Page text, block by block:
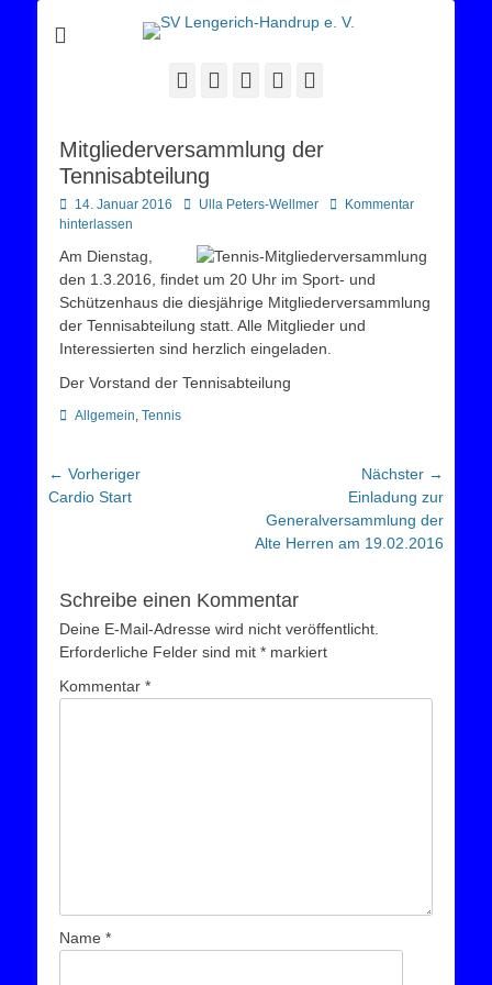
SV Lengerich-
Handrup e. V.
Sportverein Lengerich Handrup
Facebook
Twitter YouTube
Mitgliederversammlung der
Tennisabteilung
Posted
on
14. Januar 2016 AutorUlla Peters-Wellmer
Kommentar
hinterlassen
Am Dienstag,
den 1.3.2016, findet um 20 Uhr im Sport- und
Schützenhaus die diesjährige Mitgliederversammlung
der Tennisabteilung statt. Alle Mitglieder und
Interessierten sind herzlich eingeladen.
Der Vorstand der Tennisabteilung
Kategorien
Allgemein, Tennis
Beitragsnavigation
← Vorheriger
Vorheriger
Cardio Start
Nächster →
Beitrag:
Einladung zur
Generalversammlung der
Alte Herren am 19.02.2016
Schreibe einen Kommentar
Deine E-Mail-Adresse wird nicht veröffentlicht.
Erforderliche Felder sind mit * markiert
Kommentar *
Name *